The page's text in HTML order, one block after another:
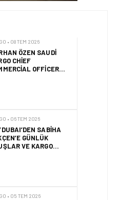
SABIHA
GÜNLÜK
VE KARGO
BAŞLADI!
BURUNLU KÖPEK
IÇIN 2026
REHBERI